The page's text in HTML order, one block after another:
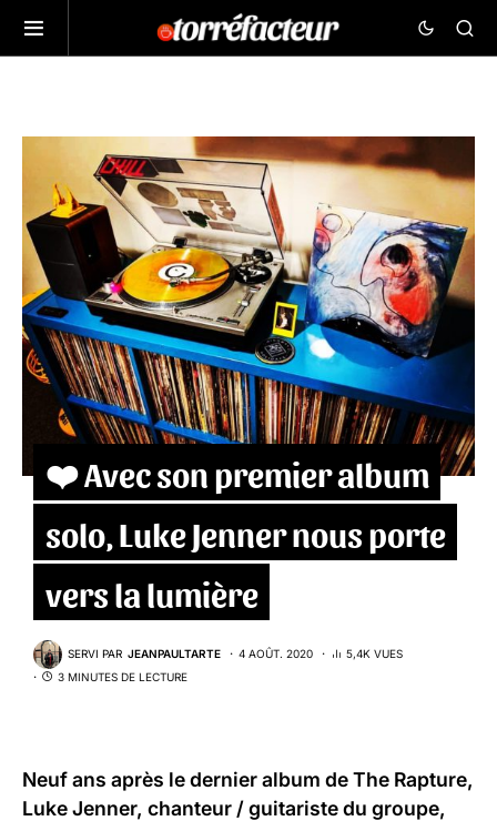
❤️ Avec son premier album
solo, Luke Jenner nous porte
vers la lumière
SERVI PAR JEANPAULTARTE 4 AOÛT. 2020
5,4K VUES
3 MINUTES DE LECTURE
Neuf ans après le dernier album deThe Rapture,
Luke Jenner, chanteur / guitariste du groupe,